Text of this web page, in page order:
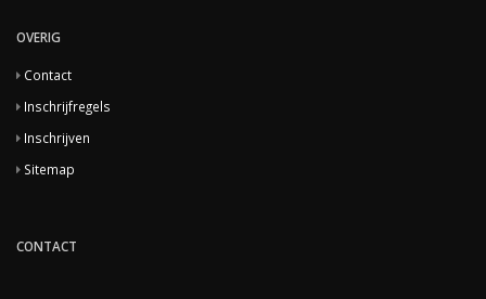
OVERIG
Contact
Inschrijfregels
Inschrijven
Sitemap
CONTACT